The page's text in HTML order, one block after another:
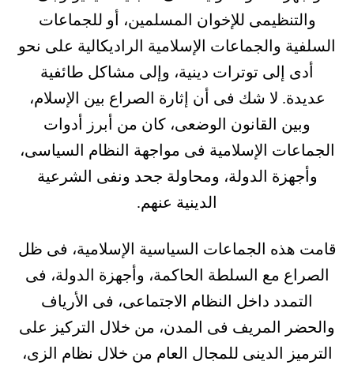
والتنظيمى للإخوان المسلمين، أو للجماعات
السلفية والجماعات الإسلامية الراديكالية على نحو
أدى إلى توترات دينية، وإلى مشاكل طائفية
عديدة. لا شك فى أن إثارة الصراع بين الإسلام،
وبين القانون الوضعى، كان من أبرز أدوات
الجماعات الإسلامية فى مواجهة النظام السياسى،
وأجهزة الدولة، ومحاولة جحد ونفى الشرعية
الدينية عنهم.
قامت هذه الجماعات السياسية الإسلامية، فى ظل
الصراع مع السلطة الحاكمة، وأجهزة الدولة، فى
التمدد داخل النظام الاجتماعى، فى الأرياف
والحضر المريف فى المدن، من خلال التركيز على
الترميز الدينى للمجال العام من خلال نظام الزى،